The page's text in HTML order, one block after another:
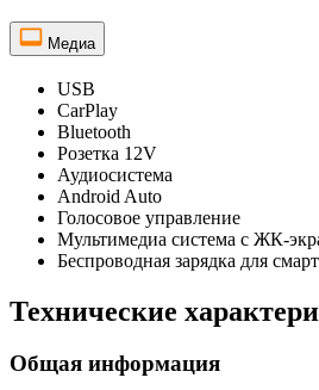
Медиа
USB
CarPlay
Bluetooth
Розетка 12V
Аудиосистема
Android Auto
Голосовое управление
Мультимедиа система с ЖК-
Беспроводная зарядка для
Технические
Общая информация